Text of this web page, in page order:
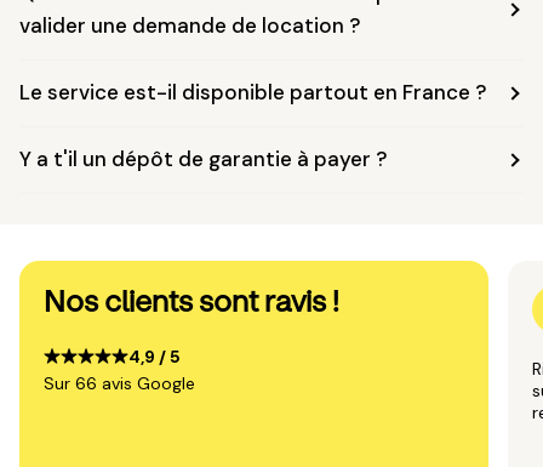
valider une demande de location ?
Le service est-il disponible partout en France ?
Y a t'il un dépôt de garantie à payer ?
Nos clients sont ravis !
4,9 / 5
Sur 66 avis Google